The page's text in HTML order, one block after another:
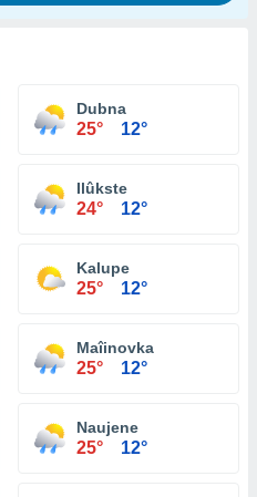
Dubna
25° 12°
Ilûkste
24° 12°
Kalupe
25° 12°
Maîinovka
25° 12°
Naujene
25° 12°